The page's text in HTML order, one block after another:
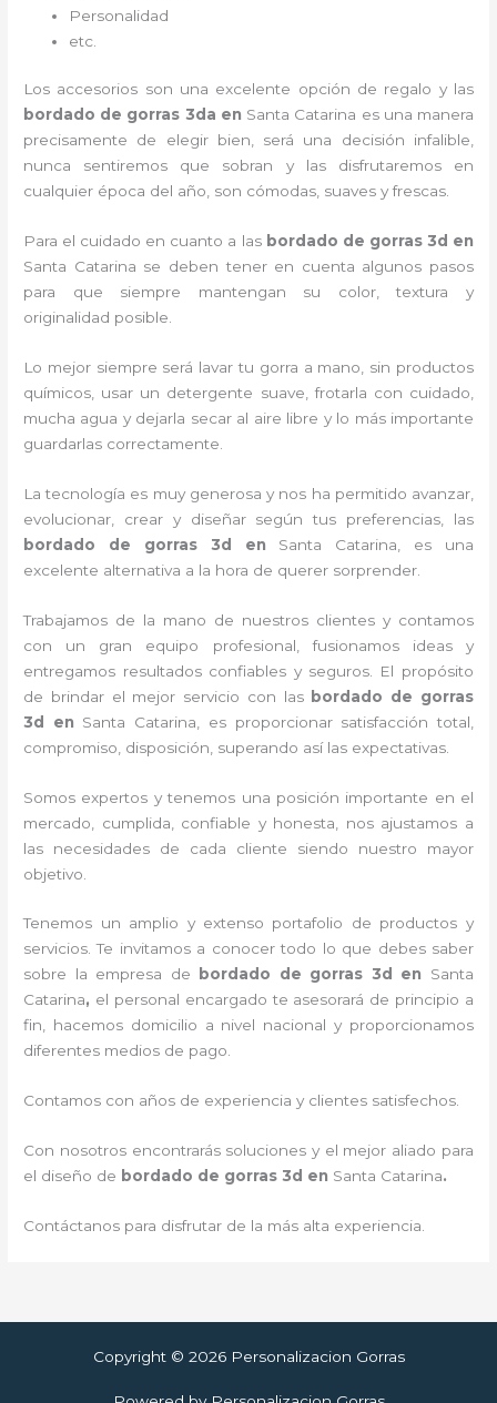
Personalidad
etc.
Los accesorios son una excelente opción de regalo y las
bordado de gorras 3d a en Santa Catarina es una manera
precisamente de elegir bien, será una decisión infalible,
nunca sentiremos que sobran y las disfrutaremos en
cualquier época del año, son cómodas, suaves y frescas.
Para el cuidado en cuanto a las bordado de gorras 3d en
Santa Catarina se deben tener en cuenta algunos pasos
para que siempre mantengan su color, textura y
originalidad posible.
Lo mejor siempre será lavar tu gorra a mano, sin productos
químicos, usar un detergente suave, frotarla con cuidado,
mucha agua y dejarla secar al aire libre y lo más importante
guardarlas correctamente.
La tecnología es muy generosa y nos ha permitido avanzar,
evolucionar, crear y diseñar según tus preferencias, las
bordado de gorras 3d
en Santa Catarina, es una
excelente alternativa a la hora de querer sorprender.
Trabajamos de la mano de nuestros clientes y contamos
con un gran equipo profesional, fusionamos ideas y
entregamos resultados confiables y seguros. El propósito
de brindar el mejor servicio con las bordado de gorras
3d
en Santa Catarina, es proporcionar satisfacción total,
compromiso, disposición, superando así las expectativas.
Somos expertos y tenemos una posición importante en el
mercado, cumplida, confiable y honesta, nos ajustamos a
las necesidades de cada cliente siendo nuestro mayor
objetivo.
Tenemos un amplio y extenso portafolio de productos y
servicios. Te invitamos a conocer todo lo que debes saber
sobre la empresa de
bordado de gorras 3d en Santa
Catarina, el personal encargado te asesorará de principio a
fin, hacemos domicilio a nivel nacional y proporcionamos
diferentes medios de pago.
Contamos con años de experiencia y clientes satisfechos.
Con nosotros encontrarás soluciones y el mejor aliado para
el diseño de bordado de gorras 3d en Santa Catarina.
Contáctanos para disfrutar de la más alta experiencia.
Copyright © 2026 Personalizacion Gorras